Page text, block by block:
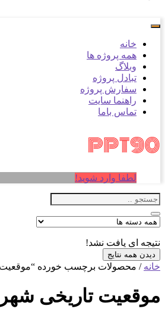
خانه
همه پروژه ها
وبلاگ
تبادل پروژه
سفارش پروژه
راهنما سایت
تماس باما
لطفا وارد شوید!
نتیجه ای یافت نشد!
دیدن همه نتایج
خانه / محصولات برچسب خورده “موقعیت
موقعیت تاریخی